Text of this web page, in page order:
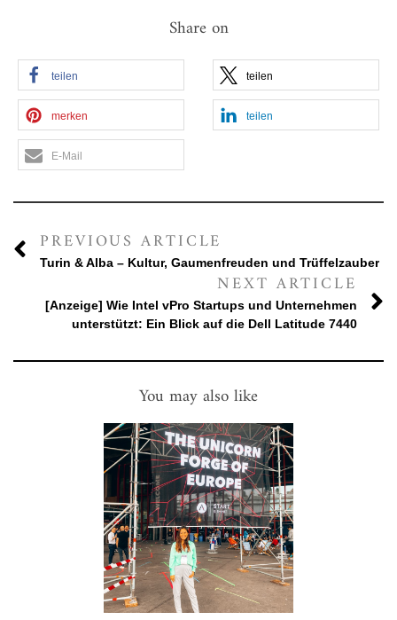
Share on
teilen teilen
merken teilen
E-Mail
PREVIOUS ARTICLE
Turin & Alba – Kultur, Gaumenfreuden und Trüffelzauber
NEXT ARTICLE
[Anzeige] Wie Intel vPro Startups und Unternehmen
unterstützt: Ein Blick auf die Dell Latitude 7440
You may also like